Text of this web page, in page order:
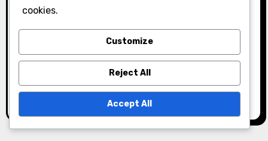
Save my name, email, and website in this browser
for the next time I comment.
cookies.
Customize
Reject All
Accept All